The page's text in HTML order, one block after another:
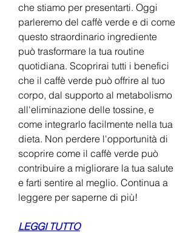
che stiamo per presentarti. Oggi
parleremo del caffè verde e di come
questo straordinario ingrediente
può trasformare la tua routine
quotidiana. Scoprirai tutti i benefici
che il caffè verde può offrire al tuo
corpo, dal supporto al metabolismo
all'eliminazione delle tossine, e
come integrarlo facilmente nella tua
dieta. Non perdere l'opportunità di
scoprire come il caffè verde può
contribuire a migliorare la tua salute
e farti sentire al meglio. Continua a
leggere per saperne di più!
LEGGI TUTTO